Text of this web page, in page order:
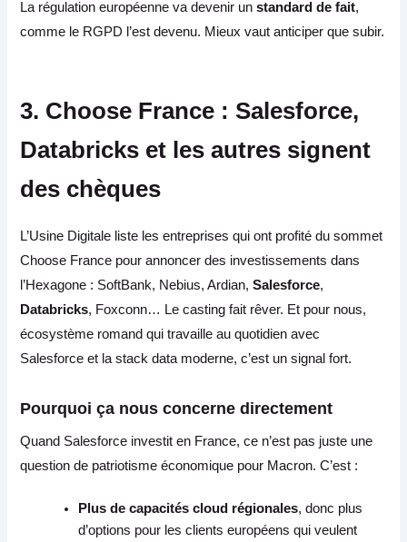
La régulation européenne va devenir unstandard de fait,
comme le RGPD l’est devenu. Mieux vaut anticiper que subir.
3. Choose France : Salesforce,
Databricks et les autres signent
des chèques
L’Usine Digitale liste les entreprises qui ont profité du sommet
Choose France pour annoncer des investissements dans
l’Hexagone : SoftBank, Nebius, Ardian,Salesforce,
Databricks, Foxconn… Le casting fait rêver. Et pour nous,
écosystème romand qui travaille au quotidien avec
Salesforce et la stack data moderne, c’est un signal fort.
Pourquoi ça nous concerne directement
Quand Salesforce investit en France, ce n’est pas juste une
question de patriotisme économique pour Macron. C’est :
Plus de capacités cloud régionales, donc plus
d’options pour les clients européens qui veulent